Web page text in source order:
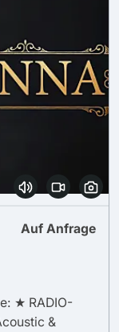
Auf Anfrage
★ RADIO-
&